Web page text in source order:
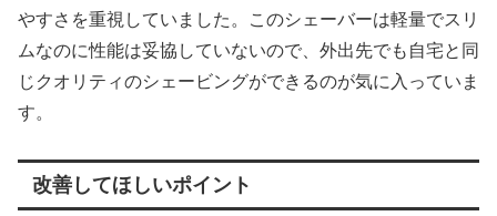
やすさを重視していました。このシェーバーは軽量でスリ
ムなのに性能は妥協していないので、外出先でも自宅と同
じクオリティのシェービングができるのが気に入っていま
す。
改善してほしいポイント